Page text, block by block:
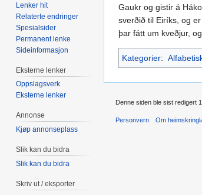
Gaukr og gistir á
sverðið til Eiríks, og
þar fátt um kveðjur,
Kategorier:
Lenker hit
Relaterte endringer
Spesialsider
Permanent lenke
Sideinformasjon
Eksterne lenker
Oppslagsverk
Eksterne lenker
Annonse
Kjøp annonseplass
Slik kan du bidra
Slik kan du bidra
Skriv ut / eksporter
Denne siden ble sist redigert
Personvern Om